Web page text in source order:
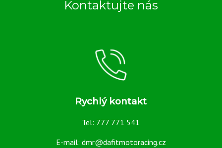
Zadní 185/70 R17
Přední 120/70ZR17
Zadní 180/60ZR17
Kontaktujte nás
Rychlý kontakt
Tel: 777 771 541
E-mail: dmr@dafitmotoracing.cz